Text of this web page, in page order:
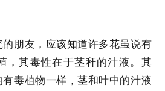
朋友，应该知道许多花虽说有
，其毒性在于茎秆的汁液。其
毒植物一样，茎和叶中的汁液